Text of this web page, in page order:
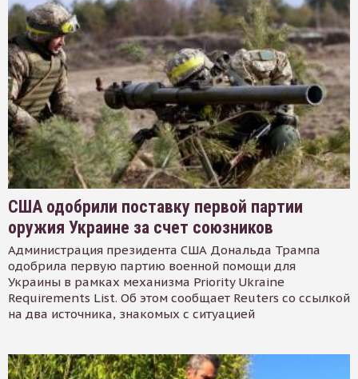
США одобрили поставку первой партии
оружия Украине за счет союзников
Администрация президента США Дональда Трампа
одобрила первую партию военной помощи для
Украины в рамках механизма Priority Ukraine
Requirements List. Об этом сообщает Reuters со ссылкой
на два источника, знакомых с ситуацией